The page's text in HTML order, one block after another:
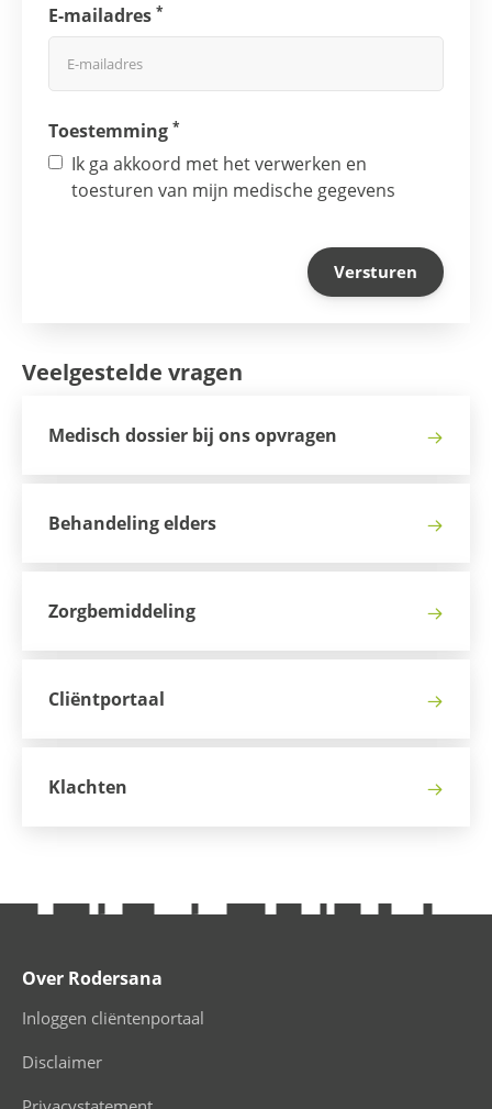
E-mailadres *
Toestemming *
Ik ga akkoord met het verwerken en
toesturen van mijn medische gegevens
Veelgestelde vragen
Medisch dossier bij ons opvragen
Behandeling elders
Zorgbemiddeling
Cliëntportaal
Klachten
Over Rodersana
Inloggen cliëntenportaal
Disclaimer